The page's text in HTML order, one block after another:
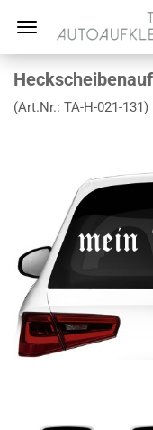
(Art.Nr.: TA-H-021-131)